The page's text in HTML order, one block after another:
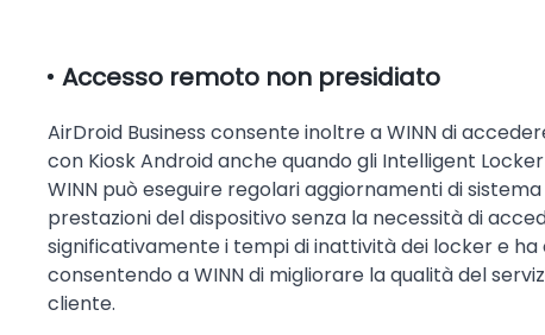
Accesso remoto non presidiato
AirDroid Business consente inoltre a WINN di
con Kiosk Android anche quando gli Intelligent
WINN può eseguire regolari aggiornamenti di
prestazioni del dispositivo senza la necessità di
significativamente i tempi di inattività dei locker e
consentendo a WINN di migliorare la qualità del
cliente.